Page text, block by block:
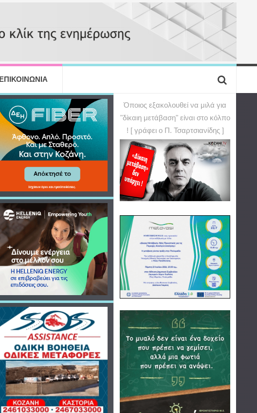
ΕΠΙΚΟΙΝΩΝΙΑ
Όποιος εξακολουθεί να μιλά για
"δίκαιη μετάβαση" είναι στο κόλπο
! [ γράφει ο Π. Τσαρτσιανίδης ]